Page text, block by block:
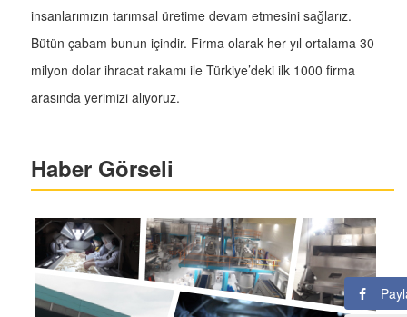
insanlarımızın tarımsal üretime devam etmesini sağlarız.
Bütün çabam bunun içindir. Firma olarak her yıl ortalama 30
milyon dolar ihracat rakamı ile Türkiye’deki ilk 1000 firma
arasında yerimizi alıyoruz.
Haber Görseli